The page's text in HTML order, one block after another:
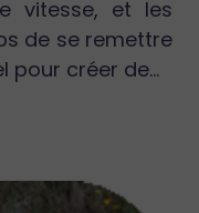
vitesse, et les
de se remettre
pour créer de...